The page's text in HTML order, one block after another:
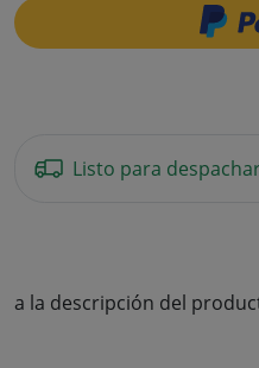
Listo para
a la descripción del